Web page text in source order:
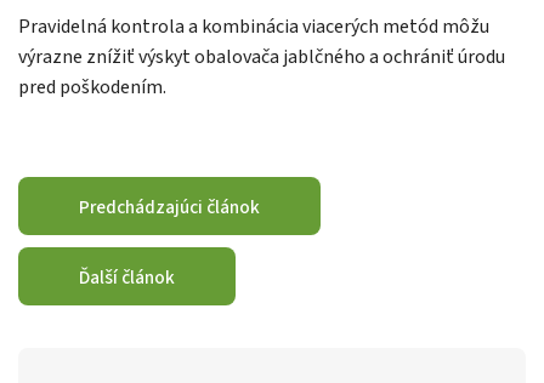
Pravidelná kontrola a kombinácia viacerých metód môžu
výrazne znížiť výskyt obalovača jablčného a ochrániť úrodu
pred poškodením.
Predchádzajúci článok
Ďalší článok